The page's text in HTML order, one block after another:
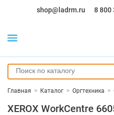
shop@ladrm.ru 8 800
Главная > Каталог > Оргтехника >
XEROX WorkCentre